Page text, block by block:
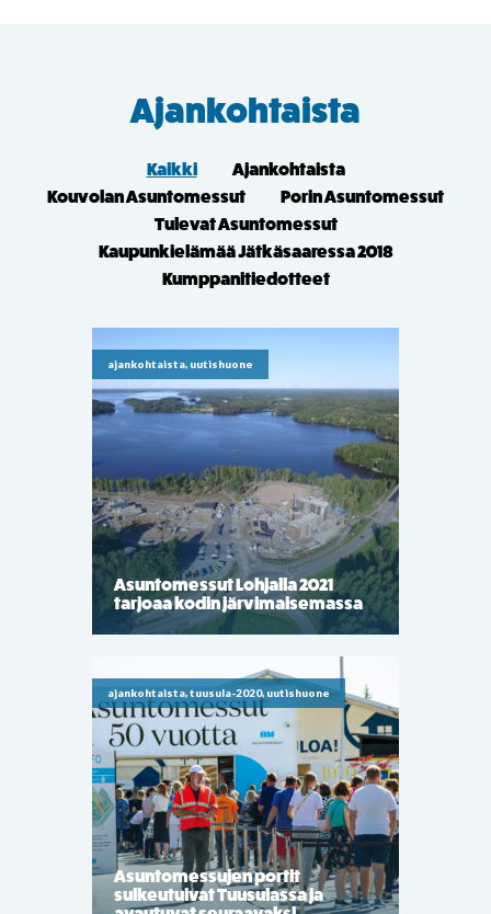
Ajankohtaista
Kaikki
Ajankohtaista
Kouvolan Asuntomessut
Porin Asuntomessut
Tulevat Asuntomessut
Kaupunkielämää Jätkäsaaressa 2018
Kumppanitiedotteet
ajankohtaista, uutishuone
Asuntomessut Lohjalla 2021
tarjoaa kodin järvimaisemassa
ajankohtaista, tuusula-2020, uutishuone
Asuntomessujen portit
sulkeutuivat Tuusulassa ja